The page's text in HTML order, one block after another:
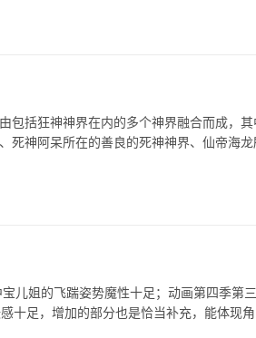
包括狂神神界在内的多个神界融合而成，其
死神阿呆所在的善良的死神神界、仙帝海龙
儿姐的飞踹姿势魔性十足；动画第四季第三
十足，增加的部分也是恰当补充，能体现角